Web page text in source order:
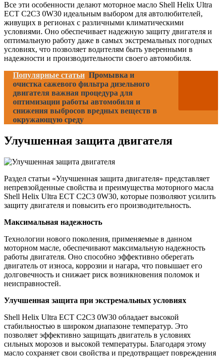
Все эти особенности делают моторное масло Shell Helix Ultra
ECT C2C3 0W30 идеальным выбором для автолюбителей,
живущих в регионах с различными климатическими
условиями. Оно обеспечивает надежную защиту двигателя и
оптимальную работу даже в самых экстремальных погодных
условиях, что позволяет водителям быть уверенными в
надежности и производительности своего автомобиля.
Популярные статьи Промывка и
очистка сажевого фильтра дизельного
двигателя важная процедура для
оптимизации работы автомобиля и
снижения выбросов вредных веществ в
окружающую среду
Улучшенная защита двигателя
Раздел статьи «Улучшенная защита двигателя» представляет
непревзойденные свойства и преимущества моторного масла
Shell Helix Ultra ECT C2C3 0W30, которые позволяют усилить
защиту двигателя и повысить его производительность.
Максимальная надежность
Технологии нового поколения, применяемые в данном
моторном масле, обеспечивают максимальную надежность
работы двигателя. Оно способно эффективно оберегать
двигатель от износа, коррозии и нагара, что повышает его
долговечность и снижает риск возникновения поломок и
неисправностей.
Улучшенная защита при экстремальных условиях
Shell Helix Ultra ECT C2C3 0W30 обладает высокой
стабильностью в широком диапазоне температур. Это
позволяет эффективно защищать двигатель в условиях
сильных морозов и высокой температуры. Благодаря этому
масло сохраняет свои свойства и предотвращает повреждения